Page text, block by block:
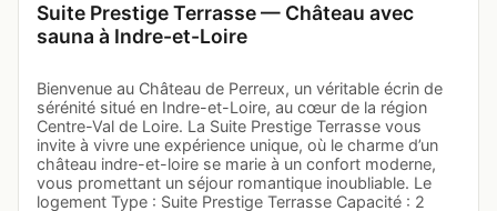
Suite Prestige Terrasse — Château avec
sauna à Indre-et-Loire
Bienvenue au Château de Perreux, un véritable écrin de
sérénité situé en Indre-et-Loire, au cœur de la région
Centre-Val de Loire. La Suite Prestige Terrasse vous
invite à vivre une expérience unique, où le charme d’un
château indre-et-loire se marie à un confort moderne,
vous promettant un séjour romantique inoubliable. Le
logement Type : Suite Prestige Terrasse Capacité : 2